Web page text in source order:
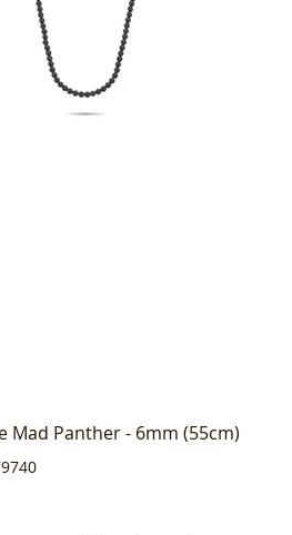
Mad Panther - 6mm (55cm)